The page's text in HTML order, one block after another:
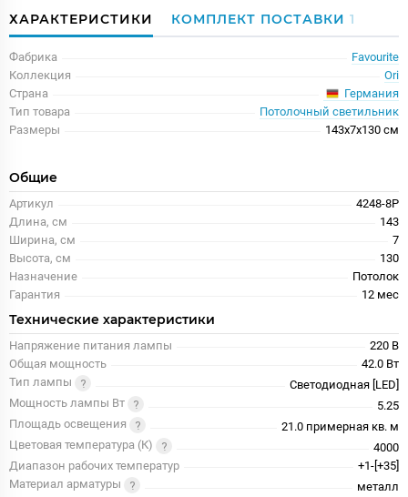
ХАРАКТЕРИСТИКИ КОМПЛЕКТ ПОСТАВКИ 1
Фабрика
Favourite
Коллекция
Ori
Страна
Германия
Тип товара
Потолочный светильник
Размеры
143x7x130 см
Общие
Артикул
4248-8P
Длина, см
143
Ширина, см
7
Высота, см
130
Назначение
Потолок
Гарантия
12 меc
Технические характеристики
Напряжение питания лампы
220 В
Общая мощность
42.0 Вт
Тип лампы
Светодиодная [LED]
Мощность лампы Вт
5.25
Площадь освещения
21.0 примерная кв. м
Цветовая температура (К)
4000
Диапазон рабочих температур
+1-[+35]
Материал арматуры
металл